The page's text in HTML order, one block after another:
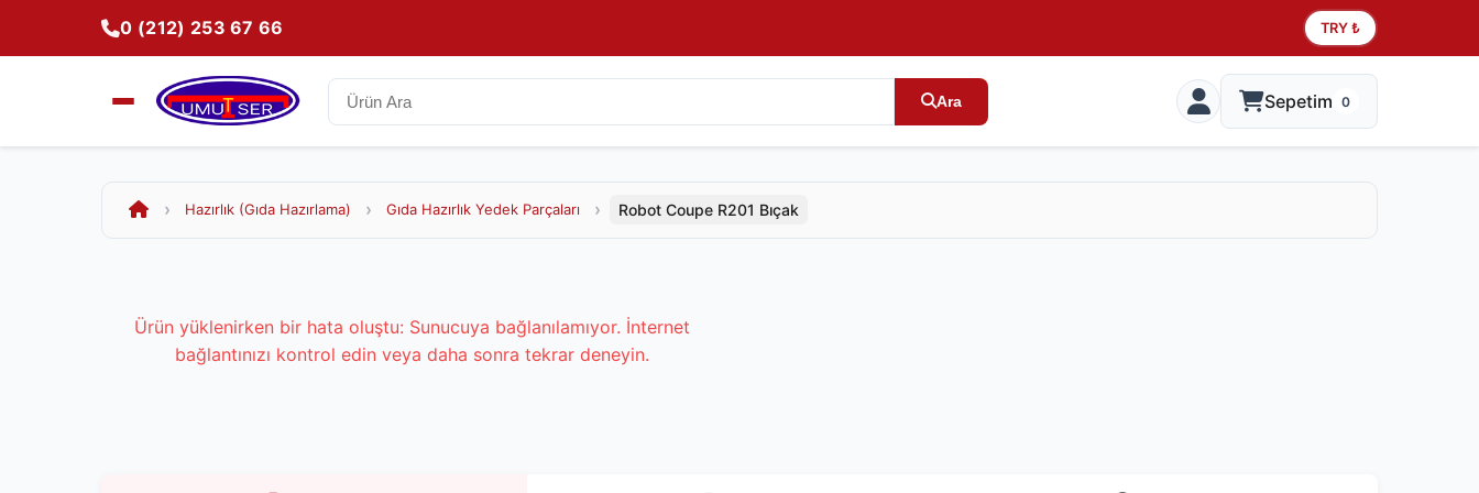
0 (212) 253 67 66 TRY ₺
Ara Sepetim 0
Hazırlık (Gıda Hazırlama) Gıda Hazırlık Yedek Parçaları Robot Coupe R201 Bıçak
Ürün yüklenirken bir hata oluştu: Sunucuya bağlanılamıyor. İnternet
bağlantınızı kontrol edin veya daha sonra tekrar deneyin.